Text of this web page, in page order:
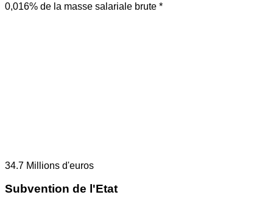
0,016% de la masse salariale brute *
34.7 Millions d'euros
Subvention de l'Etat